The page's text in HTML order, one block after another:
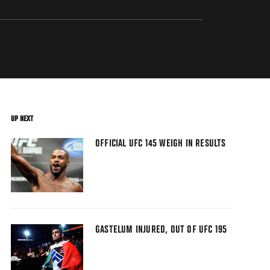
UP NEXT
OFFICIAL UFC 145 WEIGH IN RESULTS
GASTELUM INJURED, OUT OF UFC 195